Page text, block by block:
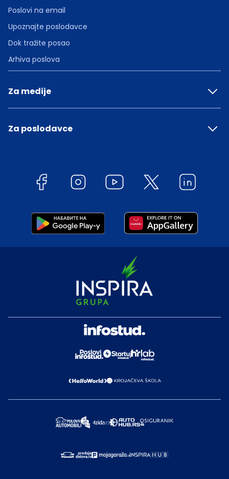
Poslovi na email
Upoznajte poslodavce
Dok tražite posao
Arhiva poslova
Za medije
Za poslodavce